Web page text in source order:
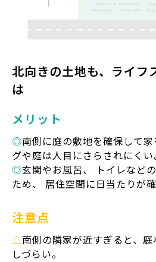
北向きの土地も、 ライフ
は
メリット
◎南側に庭の敷地を確保して
グや庭は人目にさらされにくい
◎玄関やお風呂、 トイレなど
ため、 居住空間に日当たりが
注意点
△南側の隣家が近すぎると、
しづらい。